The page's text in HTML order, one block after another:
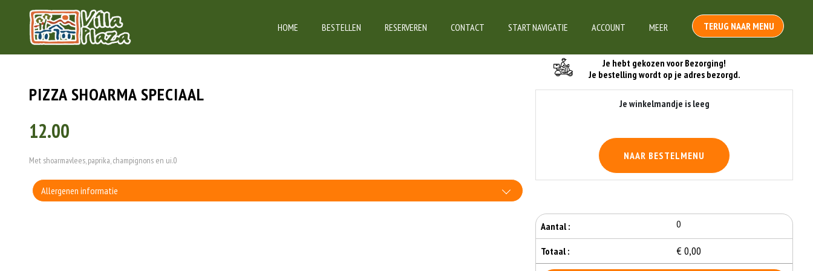
HOME BESTELLEN RESERVEREN CONTACT START NAVIGATIE ACCOUNT MEER TERUG NAAR MENU
PIZZA SHOARMA SPECIAAL
12.00
Met shoarmavlees, paprika, champignons en ui.0
Allergenen informatie
Je hebt gekozen voor Bezorging!
Je bestelling wordt op je adres bezorgd.
Je winkelmandje is leeg
NAAR BESTELMENU
Aantal : 0
Totaal : € 0,00
Je Bestelling